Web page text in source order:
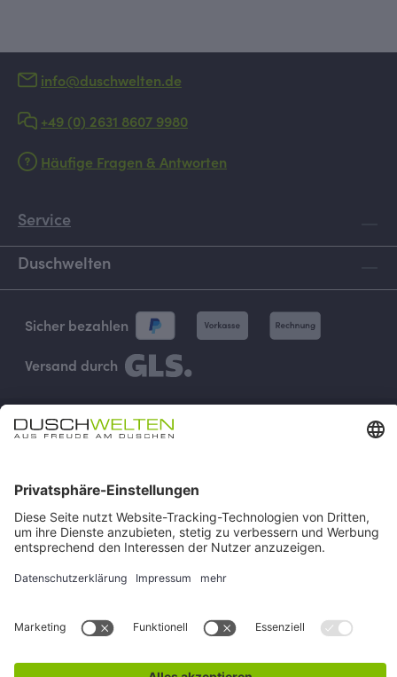
info@duschwelten.de
+49 (0) 2631 8607 9980
Häufige Fragen & Antworten
Service
Duschwelten
Sicher bezahlen
Versand durch
Impressum AGB Versand & Zahlung Widerruf
Rückgabe Verhaltenskodex Datenschutz
Cookie-Einstellungen
Alle Preise inkl. gesetzl. Mehrwertsteuer zzgl. Versandkosten